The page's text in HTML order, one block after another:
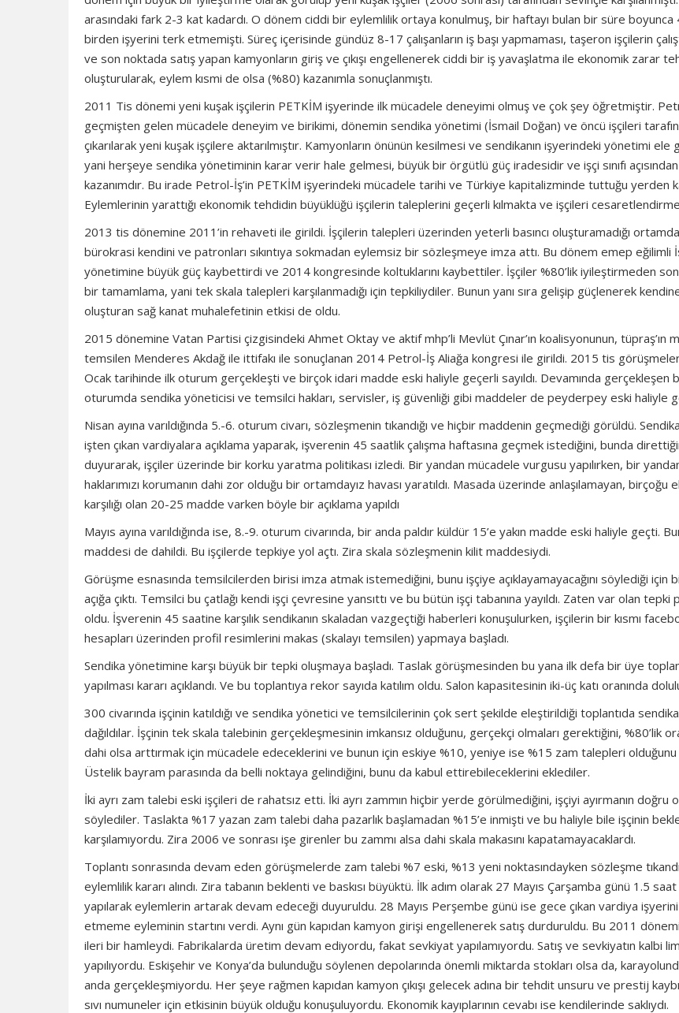
arasındaki fark 2-3 kat kadardı. O dönem ciddi bir eylemlilik ortaya konulmuş, bir haftayı bulan bir süre boyunca
birden işyerini terk etmemişti. Süreç içerisinde gündüz 8-17 çalışanların iş başı yapmaması, taşeron işçilerin
ve son noktada satış yapan kamyonların giriş ve çıkışı engellenerek ciddi bir iş yavaşlatma ile ekonomik zarar
oluşturularak, eylem kısmi de olsa (%80) kazanımla sonuçlanmıştı.
2011 Tis dönemi yeni kuşak işçilerin PETKİM işyerinde ilk mücadele deneyimi olmuş ve çok şey öğretmiştir.
geçmişten gelen mücadele deneyim ve birikimi, dönemin sendika yönetimi (İsmail Doğan) ve öncü işçileri
çıkarılarak yeni kuşak işçilere aktarılmıştır. Kamyonların önünün kesilmesi ve sendikanın işyerindeki yönetimi ele
yani herşeye sendika yönetiminin karar verir hale gelmesi, büyük bir örgütlü güç iradesidir ve işçi sınıfı
kazanımdır. Bu irade Petrol-İş’in PETKİM işyerindeki mücadele tarihi ve Türkiye kapitalizminde tuttuğu yerden
Eylemlerinin yarattığı ekonomik tehdidin büyüklüğü işçilerin taleplerini geçerli kılmakta ve işçileri
2013 tis dönemine 2011’in rehaveti ile girildi. İşçilerin talepleri üzerinden yeterli basıncı oluşturamadığı
bürokrasi kendini ve patronları sıkıntıya sokmadan eylemsiz bir sözleşmeye imza attı. Bu dönem emep eğilimli
yönetimine büyük güç kaybettirdi ve 2014 kongresinde koltuklarını kaybettiler. İşçiler %80’lik iyileştirmeden
bir tamamlama, yani tek skala talepleri karşılanmadığı için tepkiliydiler. Bunun yanı sıra gelişip güçlenerek
oluşturan sağ kanat muhalefetinin etkisi de oldu.
2015 dönemine Vatan Partisi çizgisindeki Ahmet Oktay ve aktif mhp’li Mevlüt Çınar’ın koalisyonunun, tüpraş’ın
temsilen Menderes Akdağ ile ittifakı ile sonuçlanan 2014 Petrol-İş Aliağa kongresi ile girildi. 2015 tis
Ocak tarihinde ilk oturum gerçekleşti ve birçok idari madde eski haliyle geçerli sayıldı. Devamında gerçekleşen
oturumda sendika yöneticisi ve temsilci hakları, servisler, iş güvenliği gibi maddeler de peyderpey eski haliyle
Nisan ayına varıldığında 5.-6. oturum civarı, sözleşmenin tıkandığı ve hiçbir maddenin geçmediği görüldü.
işten çıkan vardiyalara açıklama yaparak, işverenin 45 saatlik çalışma haftasına geçmek istediğini, bunda
duyurarak, işçiler üzerinde bir korku yaratma politikası izledi. Bir yandan mücadele vurgusu yapılırken, bir
haklarımızı korumanın dahi zor olduğu bir ortamdayız havası yaratıldı. Masada üzerinde anlaşılamayan, birçoğu
karşılığı olan 20-25 madde varken böyle bir açıklama yapıldı
Mayıs ayına varıldığında ise, 8.-9. oturum civarında, bir anda paldır küldür 15’e yakın madde eski haliyle geçti.
maddesi de dahildi. Bu işçilerde tepkiye yol açtı. Zira skala sözleşmenin kilit maddesiydi.
Görüşme esnasında temsilcilerden birisi imza atmak istemediğini, bunu işçiye açıklayamayacağını söylediği için
açığa çıktı. Temsilci bu çatlağı kendi işçi çevresine yansıttı ve bu bütün işçi tabanına yayıldı. Zaten var olan tepki
oldu. İşverenin 45 saatine karşılık sendikanın skaladan vazgeçtiği haberleri konuşulurken, işçilerin bir kısmı
hesapları üzerinden profil resimlerini makas (skalayı temsilen) yapmaya başladı.
Sendika yönetimine karşı büyük bir tepki oluşmaya başladı. Taslak görüşmesinden bu yana ilk defa bir üye
yapılması kararı açıklandı. Ve bu toplantıya rekor sayıda katılım oldu. Salon kapasitesinin iki-üç katı oranında
300 civarında işçinin katıldığı ve sendika yönetici ve temsilcilerinin çok sert şekilde eleştirildiği toplantıda
dağıldılar. İşçinin tek skala talebinin gerçekleşmesinin imkansız olduğunu, gerçekçi olmaları gerektiğini, %80’lik
dahi olsa arttırmak için mücadele edeceklerini ve bunun için eskiye %10, yeniye ise %15 zam talepleri
Üstelik bayram parasında da belli noktaya gelindiğini, bunu da kabul ettirebileceklerini eklediler.
İki ayrı zam talebi eski işçileri de rahatsız etti. İki ayrı zammın hiçbir yerde görülmediğini, işçiyi ayırmanın doğru
söylediler. Taslakta %17 yazan zam talebi daha pazarlık başlamadan %15’e inmişti ve bu haliyle bile işçinin
karşılamıyordu. Zira 2006 ve sonrası işe girenler bu zammı alsa dahi skala makasını kapatamayacaklardı.
Toplantı sonrasında devam eden görüşmelerde zam talebi %7 eski, %13 yeni noktasındayken sözleşme
eylemlilik kararı alındı. Zira tabanın beklenti ve baskısı büyüktü. İlk adım olarak 27 Mayıs Çarşamba günü 1.5 saat
yapılarak eylemlerin artarak devam edeceği duyuruldu. 28 Mayıs Perşembe günü ise gece çıkan vardiya
etmeme eyleminin startını verdi. Aynı gün kapıdan kamyon girişi engellenerek satış durduruldu. Bu 2011
ileri bir hamleydi. Fabrikalarda üretim devam ediyordu, fakat sevkiyat yapılamıyordu. Satış ve sevkiyatın kalbi
yapılıyordu. Eskişehir ve Konya’da bulunduğu söylenen depolarında önemli miktarda stokları olsa da,
anda gerçekleşmiyordu. Her şeye rağmen kapıdan kamyon çıkışı gelecek adına bir tehdit unsuru ve prestij
sıvı numuneler için etkisinin büyük olduğu konuşuluyordu. Ekonomik kayıplarının cevabı ise kendilerinde saklıydı.